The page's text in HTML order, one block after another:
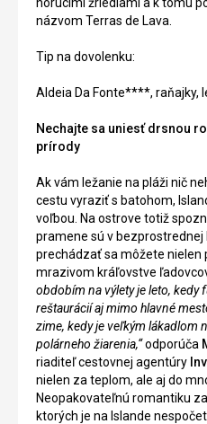
názvom Terras de Lava.
Tip na dovolenku:
Aldeia Da Fonte****, raňajky,
Nechajte sa uniesť drsnou
prírody
Ak vám ležanie na pláži nič
cestu vyraziť s batohom,
voľbou. Na ostrove totiž
pramene sú v bezprostrednej
prechádzať sa môžete nielen
mrazivom kráľovstve
obdobím na výlety je leto, kedy
reštaurácií aj mimo hlavné
zime, kedy je veľkým lákadlom
polárneho žiarenia,“odporúča
riaditeľ cestovnej agentúry
nielen za teplom, ale aj do
Neopakovateľnú romantiku
ktorých je na Islande